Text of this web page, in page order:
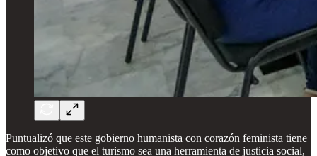
Puntualizó que este gobierno humanista con corazón feminista tiene
como objetivo que el turismo sea una herramienta de justicia social,